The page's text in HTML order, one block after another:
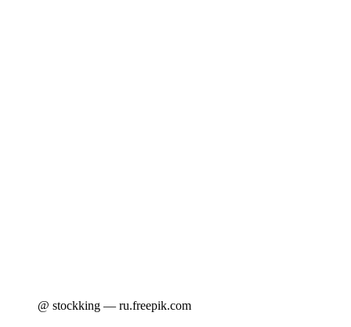
@ stockking — ru.freepik.com